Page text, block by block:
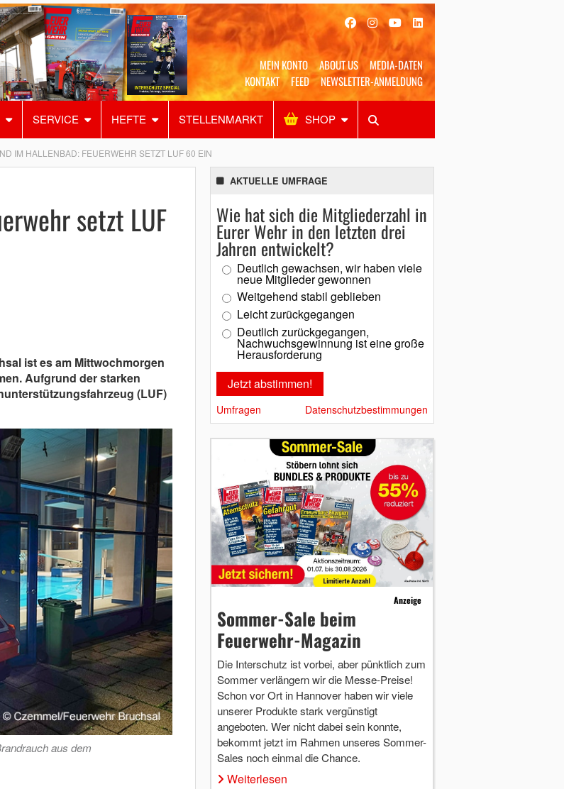
MEIN KONTO ABOUT US
MEDIA-DATEN
KONTAKT
FEED NEWSLETTER-ANMELDUNG
SERVICE HEFTE STELLENMARKT SHOP
Alles Shop SUCHEN
IM HALLENBAD: FEUERWEHR SETZT LUF 60 EIN
setzt LUF
ist es am Mittwochmorgen
Aufgrund der starken
(LUF)
aus dem
AKTUELLE UMFRAGE
Wie hat sich die Mitgliederzahl in
Eurer Wehr in den letzten drei
Jahren entwickelt?
Deutlich gewachsen, wir haben viele
neue Mitglieder gewonnen
Weitgehend stabil geblieben
Leicht zurückgegangen
Deutlich zurückgegangen,
Nachwuchsgewinnung ist eine große
Herausforderung
Umfragen Datenschutzbestimmungen
Anzeige
Sommer-Sale beim
Feuerwehr-Magazin
Die Interschutz ist vorbei, aber pünktlich zum
Sommer verlängern wir die Messe-Preise!
Schon vor Ort in Hannover haben wir viele
unserer Produkte stark vergünstigt
angeboten. Wer nicht dabei sein konnte,
bekommt jetzt im Rahmen unseres Sommer-
Sales noch einmal die Chance.
Weiterlesen